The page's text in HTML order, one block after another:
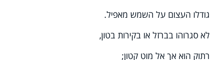
גודלו העצום על השמש מאפיל.
לא סגרוהו בברזל או בקירות בטון,
רתוק הוא אך אל מוט קטון;